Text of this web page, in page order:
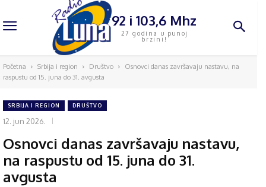
92 i 103,6 Mhz
27 godina u punoj
brzini!
Početna Srbija i region Društvo
Osnovci danas završavaju nastavu, na
raspustu od 15. juna do 31. avgusta
SRBIJA I REGION DRUŠTVO
12. jun 2026.
Osnovci danas završavaju nastavu,
na raspustu od 15. juna do 31.
avgusta